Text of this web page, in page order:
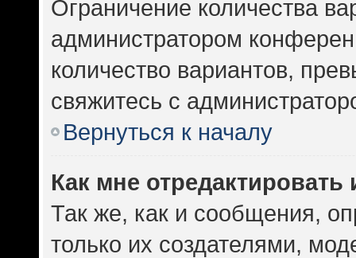
Ограничение количества
администратором
количество вариантов,
свяжитесь с
Вернуться к началу
Как мне
Так же, как и сообщения,
только их создателями,